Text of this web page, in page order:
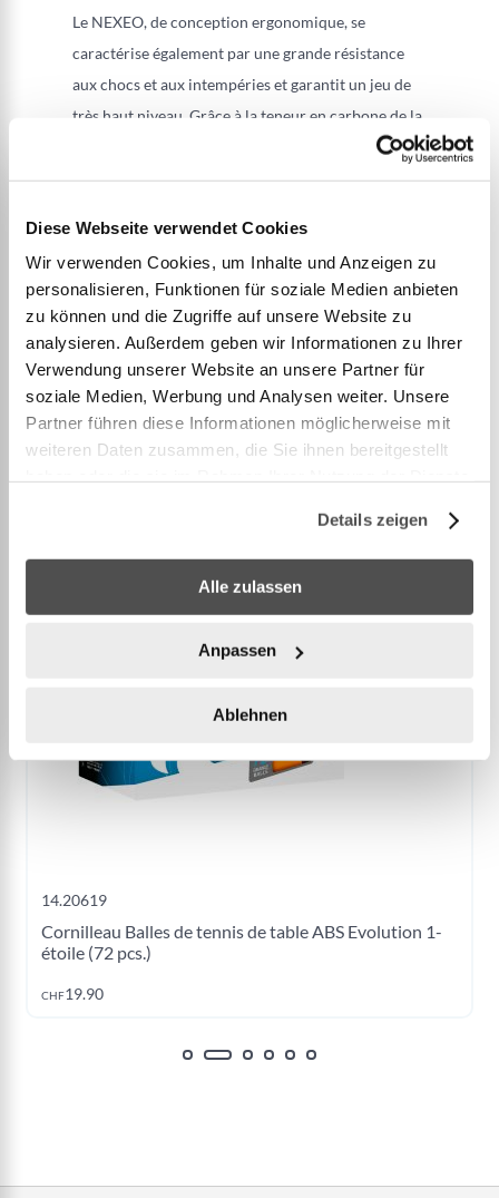
Diese Webseite verwendet Cookies
Wir verwenden Cookies, um Inhalte und Anzeigen zu
personalisieren, Funktionen für soziale Medien anbieten
zu können und die Zugriffe auf unsere Website zu
analysieren. Außerdem geben wir Informationen zu Ihrer
Verwendung unserer Website an unsere Partner für
soziale Medien, Werbung und Analysen weiter. Unsere
Partner führen diese Informationen möglicherweise mit
weiteren Daten zusammen, die Sie ihnen bereitgestellt
Details zeigen
Alle zulassen
Anpassen
Ablehnen
Le NEXEO, de conception ergonomique, se
caractérise également par une grande résistance
aux chocs et aux intempéries et garantit un jeu de
très haut niveau. Grâce à la teneur en carbone de la
précision et une accélération de la balle élevée.
PLUS D’INFORMATION
Accessories
14.20619
Cornilleau Balles de tennis de table ABS Evolution 1-
étoile (72 pcs.)
CHF19.90